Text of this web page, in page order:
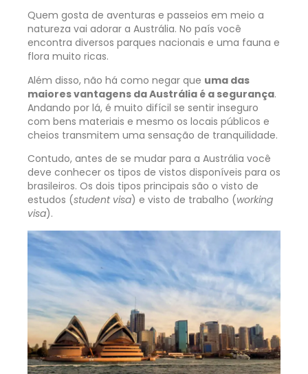
Quem gosta de aventuras e passeios em meio a
natureza vai adorar a Austrália. No país você
encontra diversos parques nacionais e uma fauna e
flora muito ricas.
Além disso, não há como negar que uma das
maiores vantagens da Austrália é a segurança.
Andando por lá, é muito difícil se sentir inseguro
com bens materiais e mesmo os locais públicos e
cheios transmitem uma sensação de tranquilidade.
Contudo, antes de se mudar para a Austrália você
deve conhecer os tipos de vistos disponíveis para os
brasileiros. Os dois tipos principais são o visto de
estudos (student visa) e visto de trabalho (working
visa).